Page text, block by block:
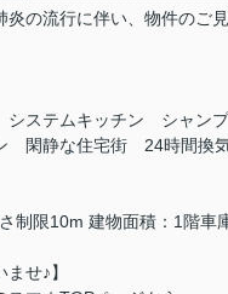
炎の流行に伴い、物件のご
システムキッチン シャン
閑静な住宅街 24時間換
制限10m 建物面積：1階車
ませ♪】